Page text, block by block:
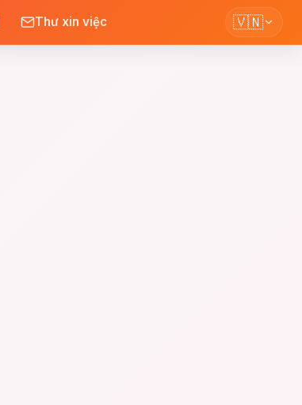
Thư xin việc 🇻🇳